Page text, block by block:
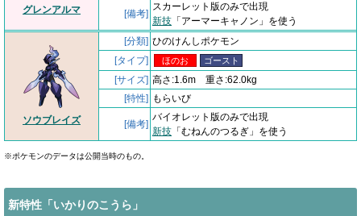
グレンアルマ [備考]
スカーレット版のみで出現
新技 「アーマーキャノン」を使う
ソウブレイズ
[分類] ひのけんしポケモン
[タイプ]
ほのお ゴースト
[サイズ] 高さ:1.6m 重さ:62.0kg
[特性] もらいび
[備考]
バイオレット版のみで出現
新技 「むねんのつるぎ」を使う
※ポケモンのデータは公開当時のもの。
新特性「いかりのこうら」